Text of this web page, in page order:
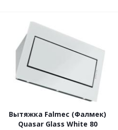
Вытяжка Falmec (Фалмек)
Quasar Glass White 80